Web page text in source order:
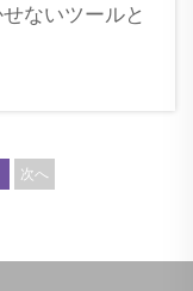
ないツールと
シです。この
髪の毛をとか
質のブラシを
取り除く効果
次へ